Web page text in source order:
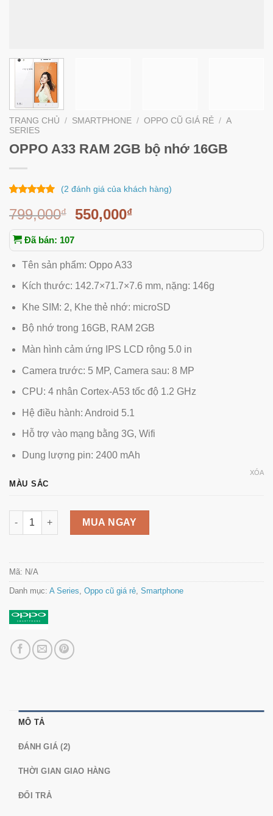
TRANG CHỦ / SMARTPHONE / OPPO CŨ GIÁ RẺ / A
SERIES
OPPO A33 RAM 2GB bộ nhớ 16GB
5 dựa trên
đánh giá
(2 đánh giá của khách hàng)
799,000₫ 550,000₫
Đã bán: 107
Tên sản phẩm: Oppo A33
Kích thước: 142.7×71.7×7.6 mm, nặng: 146g
Khe SIM: 2, Khe thẻ nhớ: microSD
Bộ nhớ trong 16GB, RAM 2GB
Màn hình cảm ứng IPS LCD rộng 5.0 in
Camera trước: 5 MP, Camera sau: 8 MP
CPU: 4 nhân Cortex-A53 tốc độ 1.2 GHz
Hệ điều hành: Android 5.1
Hỗ trợ vào mạng bằng 3G, Wifi
Dung lượng pin: 2400 mAh
MÀU SẮC
XÓA
OPPO A33 RAM 2GB bộ nhớ 16GB số lượng
MUA NGAY
Mã: N/A
Danh mục: A Series Oppo cũ giá rẻ Smartphone
MÔ TẢ
ĐÁNH GIÁ (2)
THỜI GIAN GIAO HÀNG
ĐỔI TRẢ